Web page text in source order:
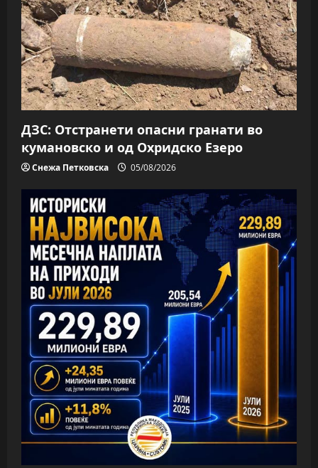
a
t
i
o
n
ДЗС: Отстранети опасни гранати во
кумановско и од Охридско Езеро
Снежа Петковска 05/08/2026